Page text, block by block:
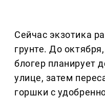
Сейчас экзотика
грунте. До
блогер планирует
улице, затем
горшки с